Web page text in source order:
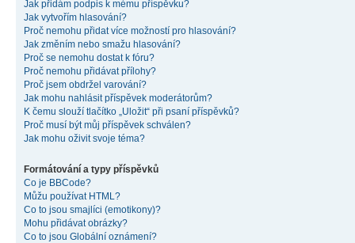
Jak přidám podpis k mému příspěvku?
Jak vytvořím hlasování?
Proč nemohu přidat více možností pro hlasování?
Jak změním nebo smažu hlasování?
Proč se nemohu dostat k fóru?
Proč nemohu přidávat přílohy?
Proč jsem obdržel varování?
Jak mohu nahlásit příspěvek moderátorům?
K čemu slouží tlačítko „Uložit“ při psaní příspěvků?
Proč musí být můj příspěvek schválen?
Jak mohu oživit svoje téma?
Formátování a typy příspěvků
Co je BBCode?
Můžu používat HTML?
Co to jsou smajlíci (emotikony)?
Mohu přidávat obrázky?
Co to jsou Globální oznámení?